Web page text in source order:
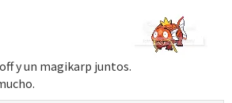
y un magikarp juntos.